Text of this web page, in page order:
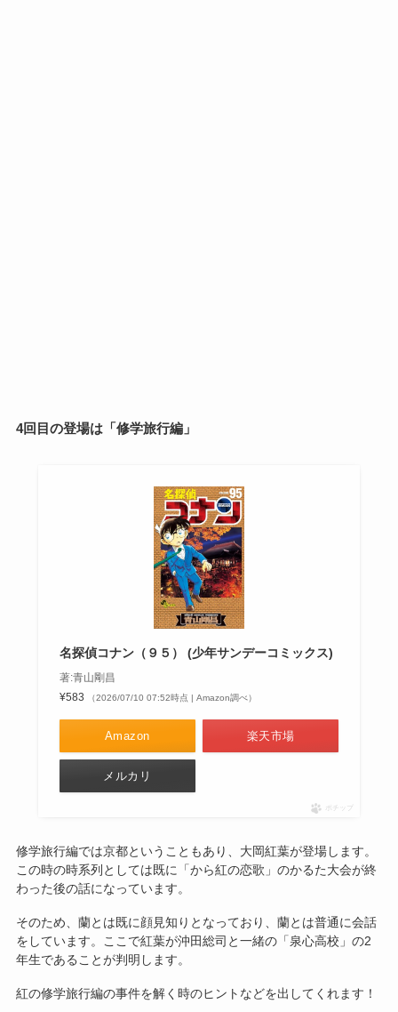
4回目の登場は「修学旅行編」
名探偵コナン（９５） (少年サンデーコミックス)
著:青山剛昌
¥583
（2026/07/10 07:52時点 | Amazon調べ）
Amazon 楽天市場
メルカリ
ポチップ
修学旅行編では京都ということもあり、大岡紅葉が登場します。
この時の時系列としては既に「から紅の恋歌」のかるた大会が終
わった後の話になっています。
そのため、蘭とは既に顔見知りとなっており、蘭とは普通に会話
をしています。ここで紅葉が沖田総司と一緒の「泉心高校」の2
年生であることが判明します。
紅の修学旅行編の事件を解く時のヒントなどを出してくれます！